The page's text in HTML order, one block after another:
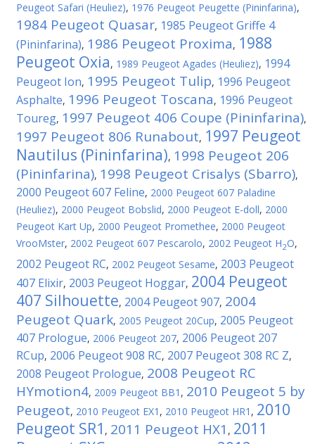
Peugeot Safari (Heuliez), 1976 Peugeot Peugette (Pininfarina),
1984 Peugeot Quasar, 1985 Peugeot Griffe 4
(Pininfarina), 1986 Peugeot Proxima, 1988
Peugeot Oxia, 1989 Peugeot Agades (Heuliez), 1994
Peugeot Ion, 1995 Peugeot Tulip, 1996 Peugeot
Asphalte, 1996 Peugeot Toscana, 1996 Peugeot
Toureg, 1997 Peugeot 406 Coupe (Pininfarina),
1997 Peugeot 806 Runabout, 1997 Peugeot
Nautilus (Pininfarina), 1998 Peugeot 206
(Pininfarina), 1998 Peugeot Crisalys (Sbarro),
2000 Peugeot 607 Feline, 2000 Peugeot 607 Paladine
(Heuliez), 2000 Peugeot Bobslid, 2000 Peugeot E-doll, 2000
Peugeot Kart Up, 2000 Peugeot Promethee, 2000 Peugeot
VrooMster, 2002 Peugeot 607 Pescarolo, 2002 Peugeot H2O,
2002 Peugeot RC, 2002 Peugeot Sesame, 2003 Peugeot
407 Elixir, 2003 Peugeot Hoggar, 2004 Peugeot
407 Silhouette, 2004 Peugeot 907, 2004
Peugeot Quark, 2005 Peugeot 20Cup, 2005 Peugeot
407 Prologue, 2006 Peugeot 207, 2006 Peugeot 207
RCup, 2006 Peugeot 908 RC, 2007 Peugeot 308 RC Z,
2008 Peugeot Prologue, 2008 Peugeot RC
HYmotion4, 2009 Peugeot BB1 , 2010 Peugeot 5 by
Peugeot, 2010 Peugeot EX1 , 2010 Peugeot HR1 , 2010
Peugeot SR1 , 2011 Peugeot HX1 , 2011